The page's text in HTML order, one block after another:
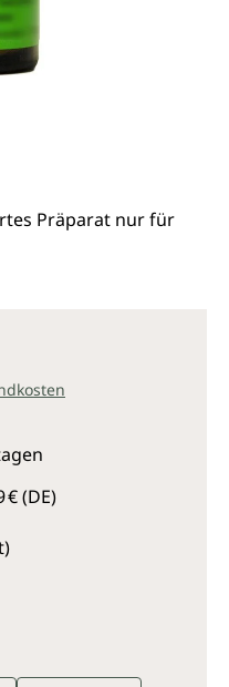
Präparat nur für
(DE)